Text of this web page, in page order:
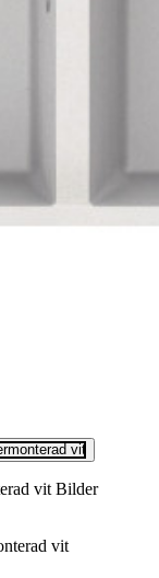
vit Bilder